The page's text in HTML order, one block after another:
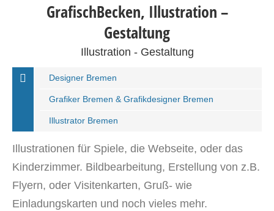
GrafischBecken, Illustration –
Gestaltung
Illustration - Gestaltung
Designer Bremen
Grafiker Bremen & Grafikdesigner Bremen
Illustrator Bremen
Illustrationen für Spiele, die Webseite, oder das
Kinderzimmer. Bildbearbeitung, Erstellung von z.B.
Flyern, oder Visitenkarten, Gruß- wie
Einladungskarten und noch vieles mehr.